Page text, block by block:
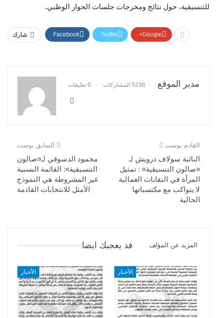
للتنسيقية، حول نتائج ومخرجات جلسات الحوار الوطني.
شارك Facebook Twitter Google+
مدير الموقع 5236 المشاركات 0 تعليقات
السابق بوست
محمود الدسوقي لـ«صالون
التنسيقية»: القائمة النسبية
غير المشروطة هي النموذج
الأمثل للانتخابات القادمة
القادم بوست
النائبة سولاف درويش لـ
«صالون التنسيقية» : تمثيل
المرأة في النقابات العمالية
لا يتواكب مع مكتسباتها
الحالية
قد يعجبك ايضا المزيد عن المؤلف
الأخبار الأخبار